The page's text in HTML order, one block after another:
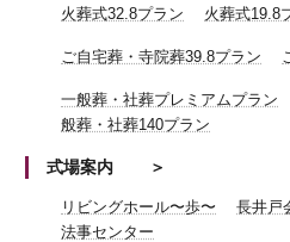
火葬式32.8プラン 火葬式19.8
ご自宅葬・寺院葬39.8プラン
一般葬・社葬プレミアムプラン
般葬・社葬140プラン
式場案内
リビングホール〜歩〜 長井戸
法事センター